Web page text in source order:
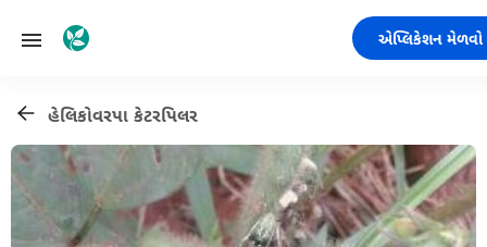
એપ્લિકેશન મેળવો
હેલિકોવરપા કેટરપિલર